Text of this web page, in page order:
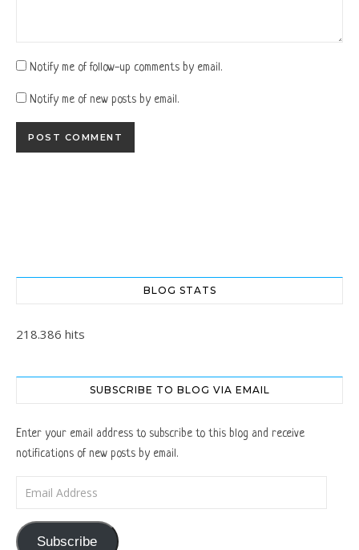
Notify me of follow-up comments by email.
Notify me of new posts by email.
BLOG STATS
218.386 hits
SUBSCRIBE TO BLOG VIA EMAIL
Enter your email address to subscribe to this blog and receive
notifications of new posts by email.
Email Address
Subscribe